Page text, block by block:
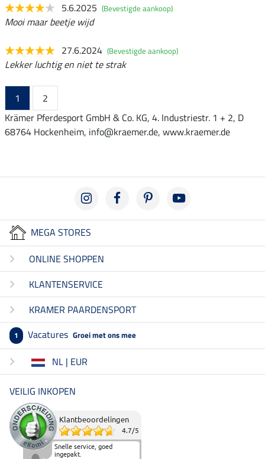
5.6.2025 (Bevestigde aankoop)
Mooi maar beetje wijd
27.6.2024 (Bevestigde aankoop)
Lekker luchtig en niet te strak
1
2
Krämer Pferdesport GmbH & Co. KG, 4. Industriestr. 1 + 2, D
68764 Hockenheim, info@kraemer.de, www.kraemer.de
MEGA STORES
ONLINE SHOPPEN
KLANTENSERVICE
KRAMER PAARDENSPORT
1 Vacatures Groei met ons mee
NL | EUR
VEILIG INKOPEN
Klantbeoordelingen
4.7/5
Snelle service, goed
ingepakt.